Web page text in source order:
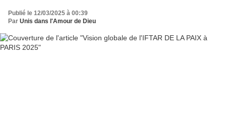
Publié le 12/03/2025 à 00:39
Par Unis dans l'Amour de Dieu